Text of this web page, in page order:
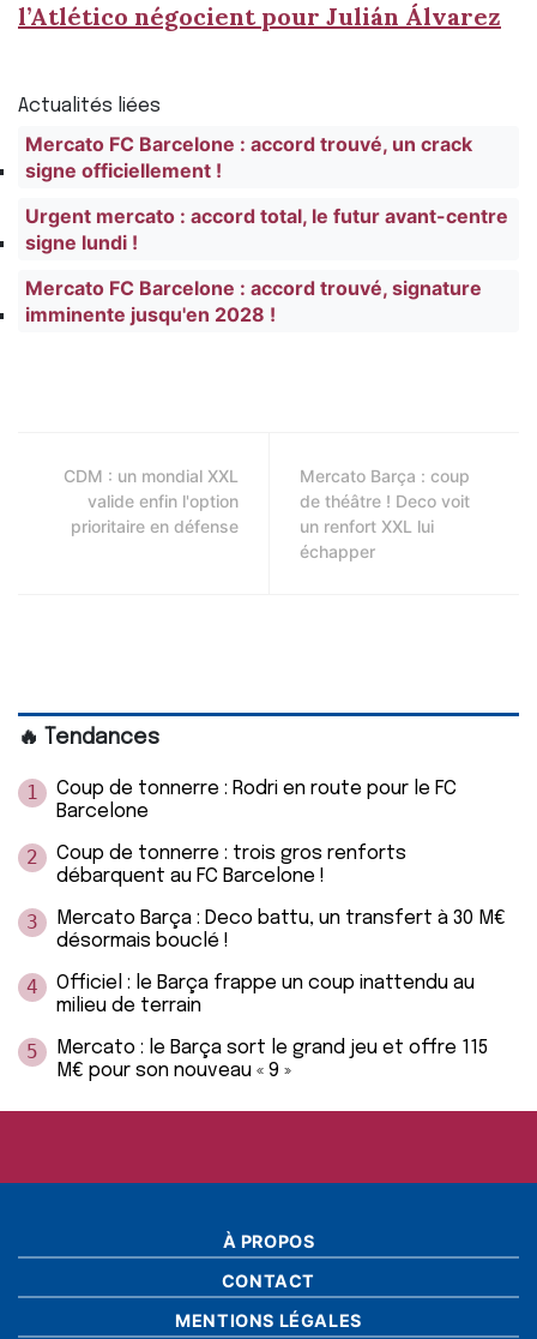
l’Atlético négocient pour Julián Álvarez
Actualités liées
Mercato FC Barcelone : accord trouvé, un crack
signe officiellement !
Urgent mercato : accord total, le futur avant-centre
signe lundi !
Mercato FC Barcelone : accord trouvé, signature
imminente jusqu'en 2028 !
CDM : un mondial XXL
valide enfin l'option
prioritaire en défense
Mercato Barça : coup
de théâtre ! Deco voit
un renfort XXL lui
échapper
🔥 Tendances
1
Coup de tonnerre : Rodri en route pour le FC
Barcelone
2
Coup de tonnerre : trois gros renforts
débarquent au FC Barcelone !
3
Mercato Barça : Deco battu, un transfert à 30 M€
désormais bouclé !
4
Officiel : le Barça frappe un coup inattendu au
milieu de terrain
5
Mercato : le Barça sort le grand jeu et offre 115
M€ pour son nouveau « 9 »
À PROPOS
CONTACT
MENTIONS LÉGALES